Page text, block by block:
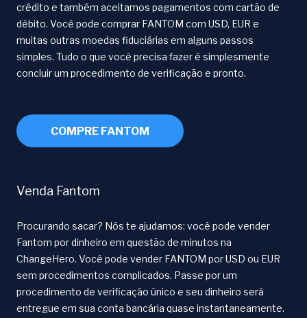
crédito e também aceitamos pagamentos com cartão de
débito. Você pode comprar FANTOM com USD, EUR e
muitas outras moedas fiduciárias em alguns passos
simples. Tudo o que você precisa fazer é simplesmente
concluir um procedimento de verificação e pronto.
COMPRE FANTOM
Venda Fantom
Procurando sacar? Nós te ajudamos: você pode vender
Fantom por dinheiro em questão de minutos na
ChangeHero. Você pode vender FANTOM por USD ou EUR
sem procedimentos complicados. Passe por um
procedimento de verificação único e seu dinheiro será
entregue em sua conta bancária quase instantaneamente.